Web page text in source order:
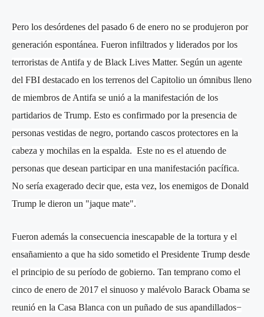
Pero los desórdenes del pasado 6 de enero no se produjeron por
generación espontánea. Fueron infiltrados y liderados por los
terroristas de Antifa y de Black Lives Matter. Según un agente
del FBI destacado en los terrenos del Capitolio un ómnibus lleno
de miembros de Antifa se unió a la manifestación de los
partidarios de Trump. Esto es confirmado por la presencia de
personas vestidas de negro, portando cascos protectores en la
cabeza y mochilas en la espalda. Este no es el atuendo de
personas que desean participar en una manifestación pacífica.
No sería exagerado decir que, esta vez, los enemigos de Donald
Trump le dieron un "jaque mate".
Fueron además la consecuencia inescapable de la tortura y el
ensañamiento a que ha sido sometido el Presidente Trump desde
el principio de su período de gobierno. Tan temprano como el
cinco de enero de 2017 el sinuoso y malévolo Barack Obama se
reunió en la Casa Blanca con un puñado de sus apandillados−